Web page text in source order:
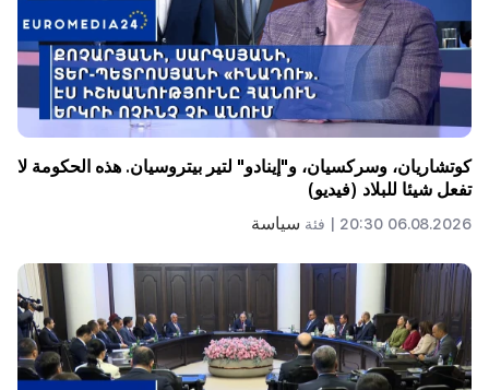
كوتشاريان، وسركسيان، و"إينادو" لتير بيتروسيان. هذه الحكومة لا
تفعل شيئا للبلاد (فيديو)
06.08.2026 20:30 | فئة سياسة